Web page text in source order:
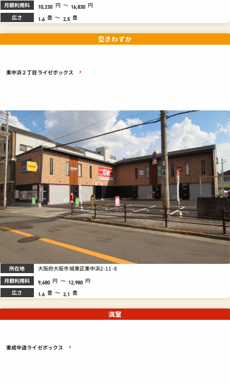
月額利用料 10,230 円 ～ 16,830 円
広さ 1.6 畳 ～ 2.5 畳
東中浜２丁目ライゼボックス
空きわずか
所在地 大阪府大阪市城東区東中浜2-11-8
月額利用料 9,680 円 ～ 12,980 円
広さ 1.6 畳 ～ 2.1 畳
東成中道ライゼボックス
満室